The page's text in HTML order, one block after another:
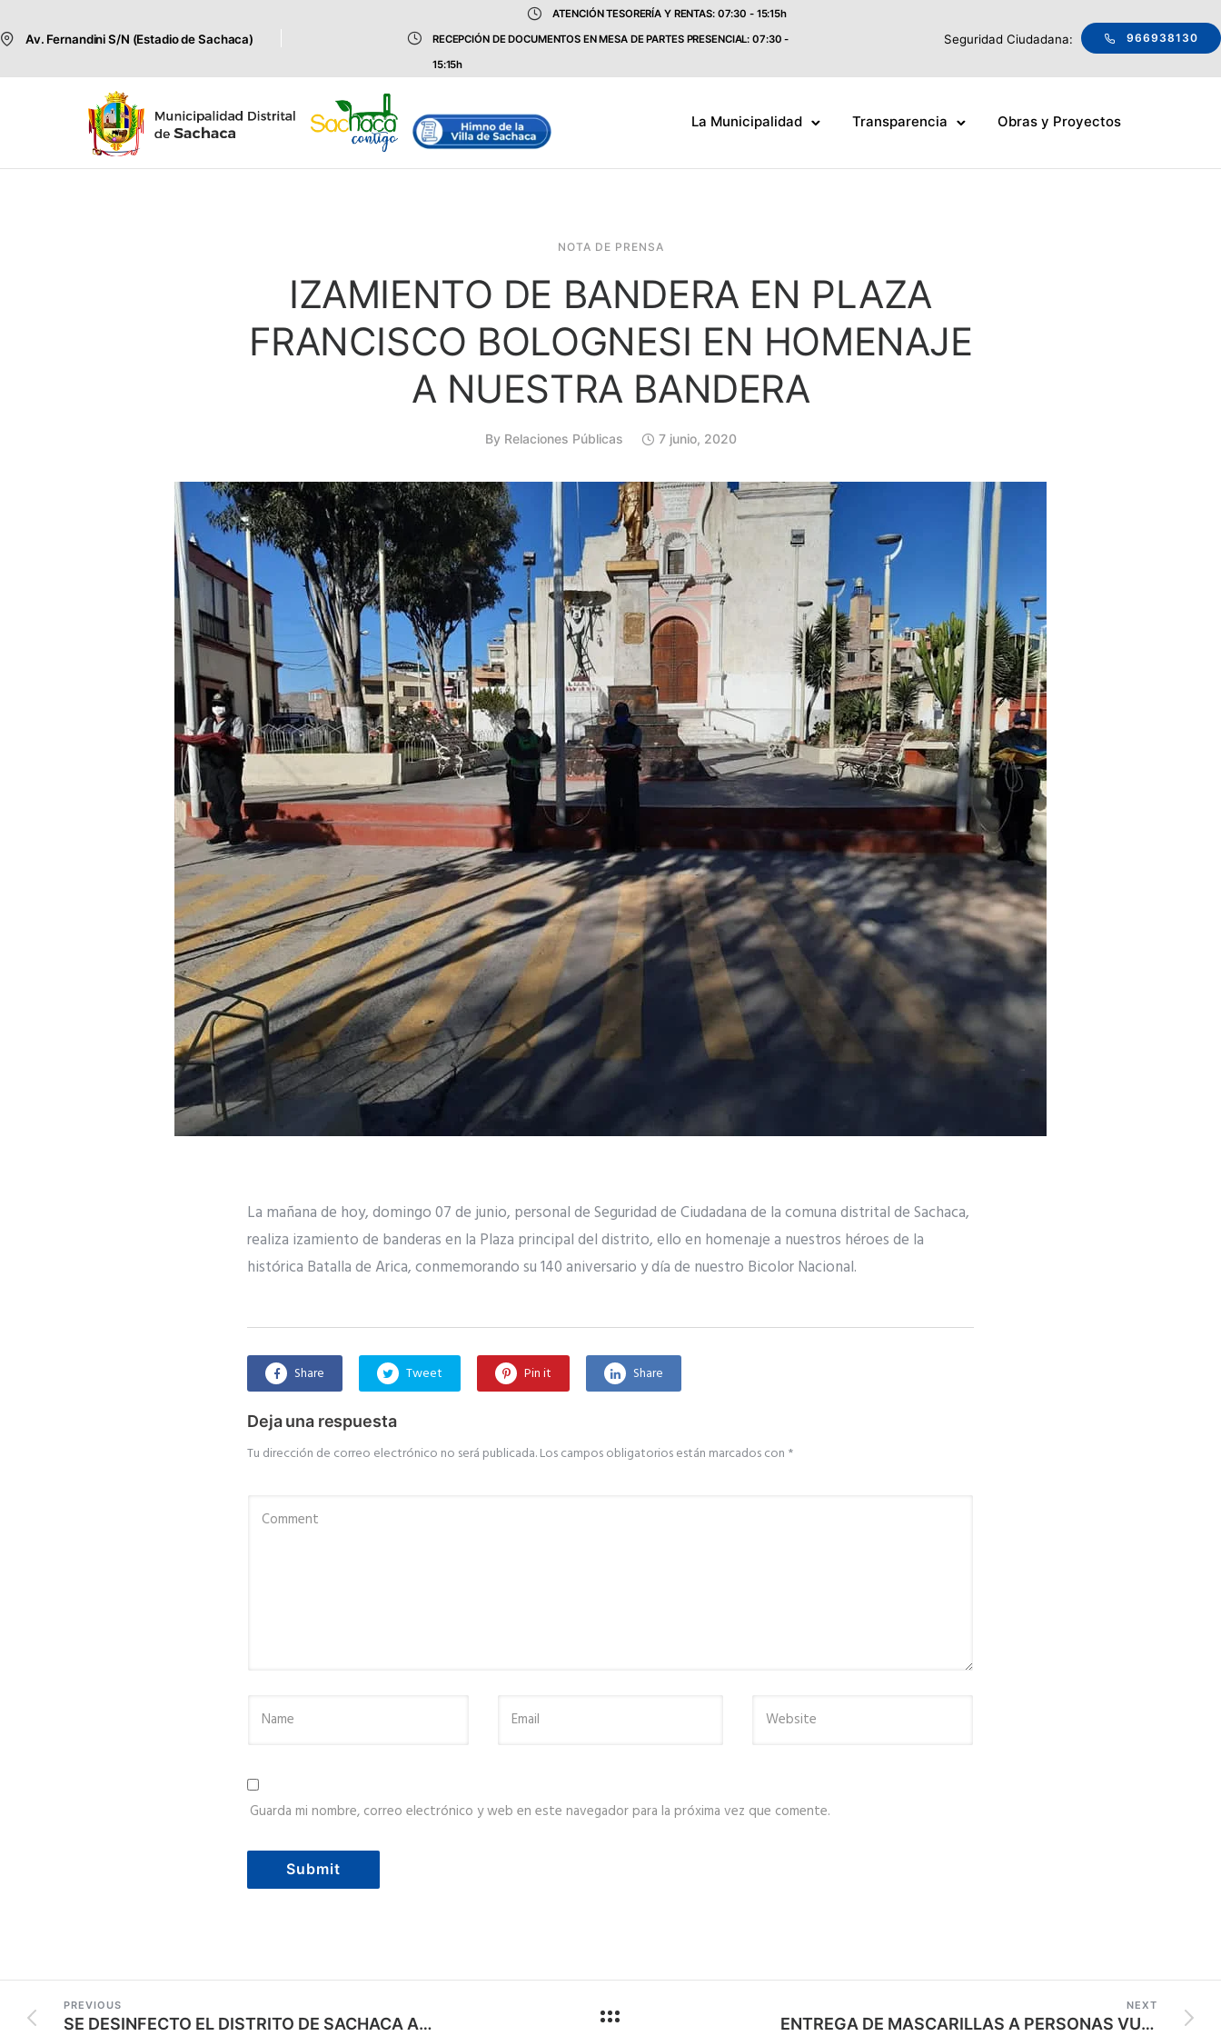
Av. Fernandini S/N (Estadio de Sachaca)
ATENCIÓN TESORERÍA Y RENTAS: 07:30 - 15:15h
RECEPCIÓN DE DOCUMENTOS EN MESA DE PARTES PRESENCIAL: 07:30 -
15:15h
Seguridad Ciudadana: 966938130
La Municipalidad Transparencia Obras y Proyectos
NOTA DE PRENSA
IZAMIENTO DE BANDERA EN PLAZA
FRANCISCO BOLOGNESI EN HOMENAJE
A NUESTRA BANDERA
By Relaciones Públicas 7 junio, 2020
La mañana de hoy, domingo 07 de junio, personal de Seguridad de Ciudadana de la comuna distrital de Sachaca,
realiza izamiento de banderas en la Plaza principal del distrito, ello en homenaje a nuestros héroes de la
histórica Batalla de Arica, conmemorando su 140 aniversario y día de nuestro Bicolor Nacional.
Share Tweet Pin it Share
Deja una respuesta
Tu dirección de correo electrónico no será publicada.Los campos obligatorios están marcados con *
Guarda mi nombre, correo electrónico y web en este navegador para la próxima vez que comente.
PREVIOUS
SE DESINFECTO EL DISTRITO DE SACHACA AL 100%
NEXT
ENTREGA DE MASCARILLAS A PERSONAS VULNERABLES